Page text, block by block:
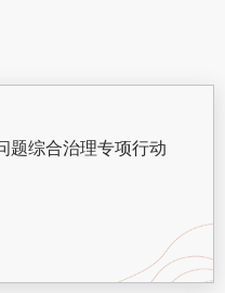
题综合治理专项行动